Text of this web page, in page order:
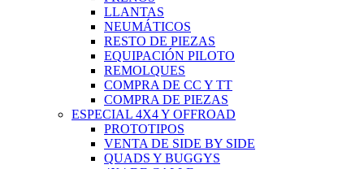
LLANTAS
NEUMÁTICOS
RESTO DE PIEZAS
EQUIPACIÓN PILOTO
REMOLQUES
COMPRA DE CC Y TT
COMPRA DE PIEZAS
ESPECIAL 4X4 Y OFFROAD
PROTOTIPOS
VENTA DE SIDE BY SIDE
QUADS Y BUGGYS